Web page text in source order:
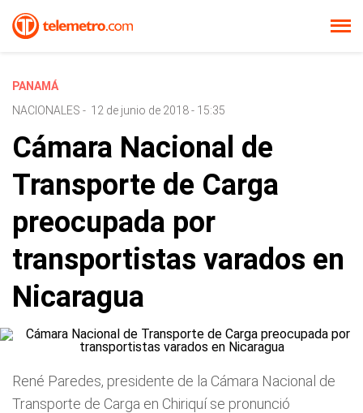
PANAMÁ
NACIONALES - 12 de junio de 2018 - 15:35
Cámara Nacional de
Transporte de Carga
preocupada por
transportistas varados en
Nicaragua
René Paredes, presidente de la Cámara Nacional de
Transporte de Carga en Chiriquí se pronunció